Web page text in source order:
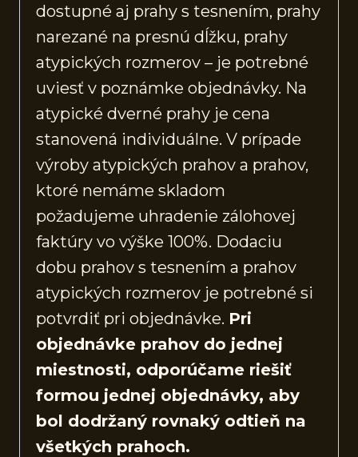
dostupné aj prahy s tesnením, prahy
narezané na presnú dĺžku, prahy
atypických rozmerov – je potrebné
uviesť v poznámke objednávky. Na
atypické dverné prahy je cena
stanovená individuálne. V prípade
výroby atypických prahov a prahov,
ktoré nemáme skladom
požadujeme uhradenie zálohovej
faktúry vo výške 100%. Dodaciu
dobu prahov s tesnením a prahov
atypických rozmerov je potrebné si
potvrdiť pri objednávke. Pri
objednávke prahov do jednej
miestnosti, odporúčame riešiť
formou jednej objednávky, aby
bol dodržaný rovnaký odtieň na
všetkých prahoch.